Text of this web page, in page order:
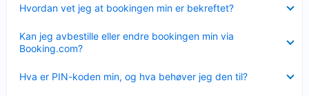
Hvordan vet jeg at bookingen min er bekreftet?
mindre
Kan jeg avbestille eller endre bookingen min via
Booking.com?
mindre
Hva er PIN-koden min, og hva behøver jeg den til?
mindre